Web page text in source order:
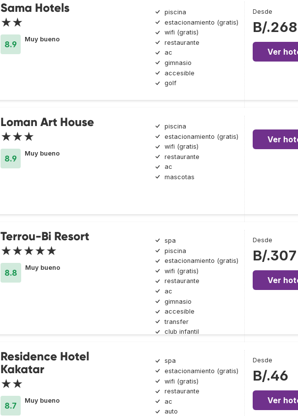
Sama Hotels
★★
8.9
Muy bueno
piscina
estacionamiento (gratis)
wifi (gratis)
restaurante
ac
gimnasio
accesible
golf
Desde
B/.268
Ver
Loman Art House
★★★
8.9
Muy bueno
piscina
estacionamiento (gratis)
wifi (gratis)
restaurante
ac
mascotas
Ver
Terrou-Bi Resort
★★★★★
8.8
Muy bueno
spa
piscina
estacionamiento (gratis)
wifi (gratis)
restaurante
ac
gimnasio
accesible
transfer
club infantil
Desde
B/.307
Ver
Residence Hotel
Kakatar
★★
8.7
Muy bueno
spa
estacionamiento (gratis)
wifi (gratis)
restaurante
ac
auto
Desde
B/.46
Ver